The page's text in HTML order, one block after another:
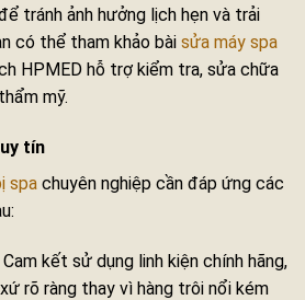
tránh ảnh hưởng lịch hẹn và trải
có thể tham khảo bài sửa máy spa
HPMED hỗ trợ kiểm tra, sửa chữa
mỹ.
tín
spa chuyên nghiệp cần đáp ứng các
kết sử dụng linh kiện chính hãng,
rõ ràng thay vì hàng trôi nổi kém